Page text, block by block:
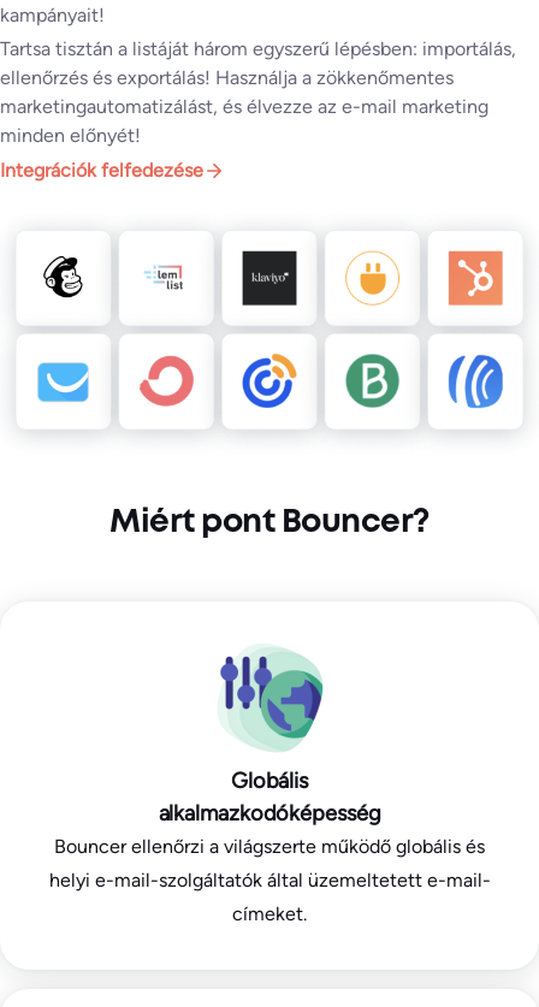
kampányait!
Tartsa tisztán a listáját három egyszerű lépésben: importálás,
ellenőrzés és exportálás! Használja a zökkenőmentes
marketingautomatizálást, és élvezze az e-mail marketing
minden előnyét!
Integrációk felfedezése
Miért pont Bouncer?
Globális
alkalmazkodóképesség
Bouncer ellenőrzi a világszerte működő globális és
helyi e-mail-szolgáltatók által üzemeltetett e-mail-
címeket.